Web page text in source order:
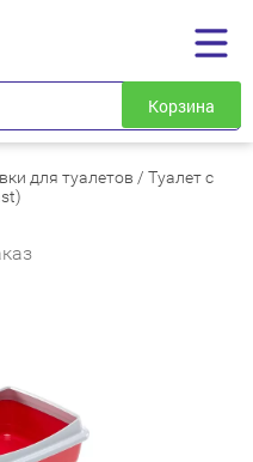
Корзина
для туалетов /Туалет с